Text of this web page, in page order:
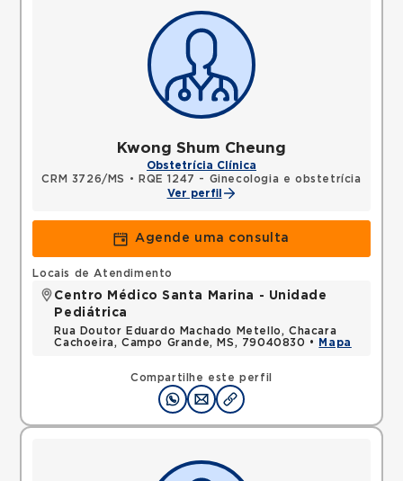
Kwong Shum Cheung
Obstetrícia Clínica
CRM 3726/MS
•
RQE 1247 - Ginecologia e obstetrícia
Ver perfil
Agende uma consulta
Compartilhe este perfil
Locais de Atendimento
Centro Médico Santa Marina - Unidade
Pediátrica
Rua Doutor Eduardo Machado Metello, Chacara
Cachoeira, Campo Grande, MS, 79040830 •
Mapa